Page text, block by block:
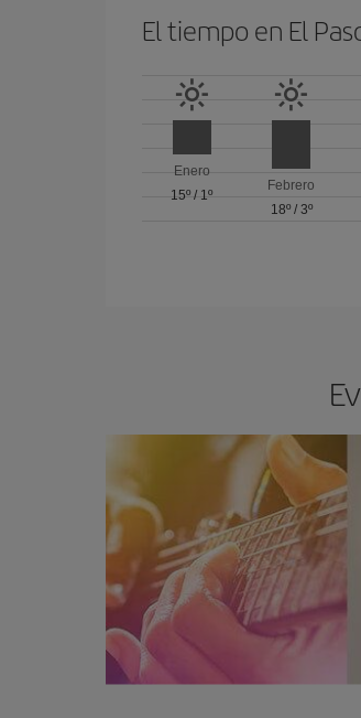
El tiempo en El
Enero
15º / 1º
Febrero
18º/ 3º